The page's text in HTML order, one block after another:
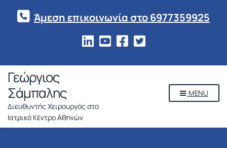
Άμεση επικοινωνία στο 6977359925
Γεώργιος
Σάμπαλης
Διευθυντής Χειρουργός στο
Ιατρικό Κέντρο Αθηνών
MENU